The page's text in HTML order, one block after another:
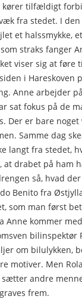
kører tilfældigt
fra stedet. I
et halssmykke,
straks fanger
viser sig at føre
i Hareskoven
Anne arbejder
sat fokus på de
Der er bare noget
Samme dag
langt fra stedet,
at drabet på ham
så, hvad
Benito fra
som man først
Anne kommer
bilinspektør
om bilulykken,
motiver. Men
andre
frem.